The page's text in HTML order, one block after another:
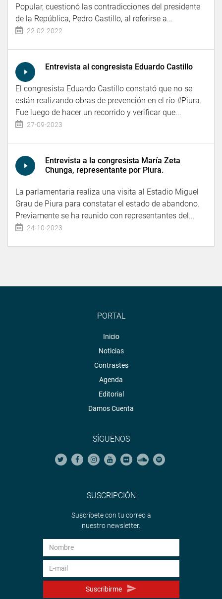
Popular, cuestionó las contradicciones del presidente
de la República, Pedro Castillo, al referirse a...
22-02-2022
Entrevista al congresista Eduardo Castillo
El congresista Eduardo Castillo constató que no se
están realizando obras de prevención en el río #Piura.
Fue luego de hacer un recorrido y verificar que...
27-09-2023
Entrevista a la congresista María Zeta
Chunga, representante por Piura.
La parlamentaria realiza una visita al Estadio Miguel
Grau de Piura para constatar el estado de abandono.
Previamente se ha reunido con representantes del...
24-10-2023
PORTAL
Inicio
Noticias
Contrastes
Agenda
Editorial
Damos Cuenta
SÍGUENOS
SUSCRIPCIÓN
Suscríbete con tu correo a
nuestro newsletter.
Suscribirme